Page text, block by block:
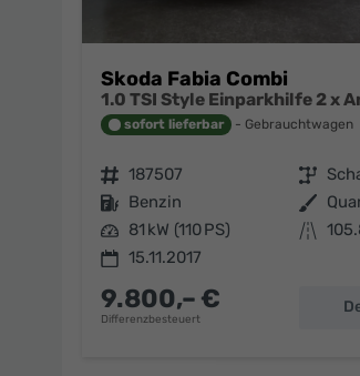
Skoda Fabia Combi
sofort lieferbar Gebrauchtwagen
Fahrzeugnr. 187507 Getriebe
Kraftstoff Benzin Außenfarbe
Leistung 81 kW (110 PS) Kilometerstand
15.11.2017
9.800,– €
Differenzbesteuert